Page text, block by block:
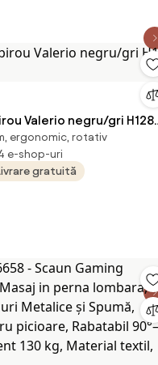
Valerio negru/gri H128
ergonomic, rotativ
e-shop-uri
gratuită